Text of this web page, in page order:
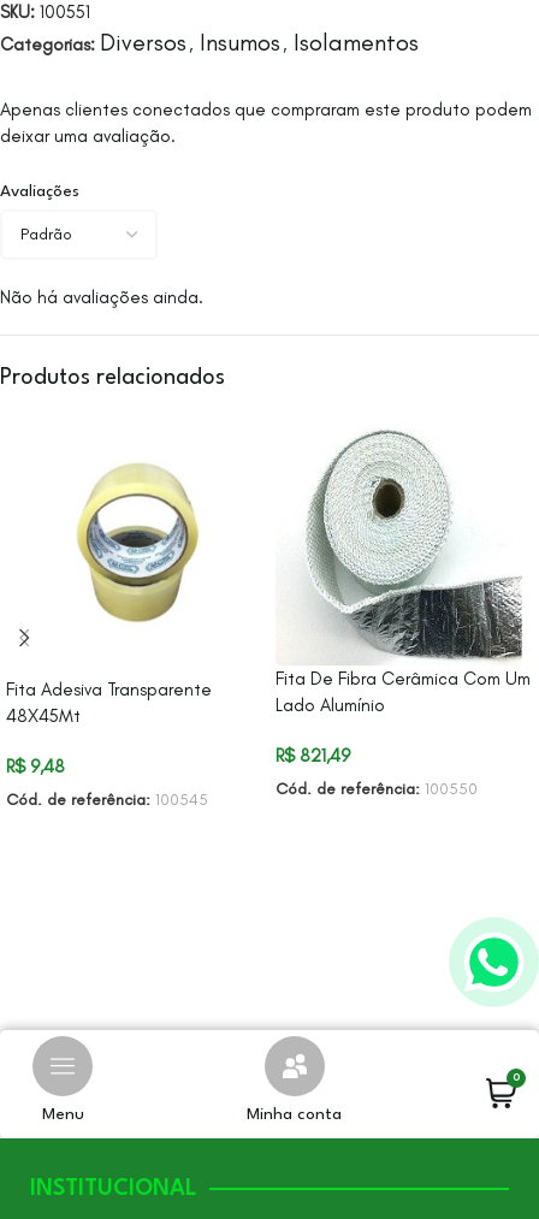
SKU: 100551
Categorias: Diversos , Insumos , Isolamentos
Avaliações
Não há avaliações ainda.
Apenas clientes conectados que compraram este produto podem
deixar uma avaliação.
Produtos relacionados
Fita Adesiva Transparente
48X45Mt
R$9,48
Cód. de referência: 100545
Fita De Fibra Cerâmica Com Um
Lado Alumínio
R$821,49
Cód. de referência: 100550
Menu Minha conta
0
INSTITUCIONAL